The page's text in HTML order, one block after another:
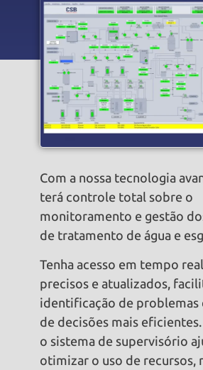
Com a nossa tecnologia
terá controle total sobre o
monitoramento e gestão
de tratamento de água e
Tenha acesso em tempo
precisos e atualizados,
identificação de problemas
de decisões mais
o sistema de supervisório
otimizar o uso de recursos,